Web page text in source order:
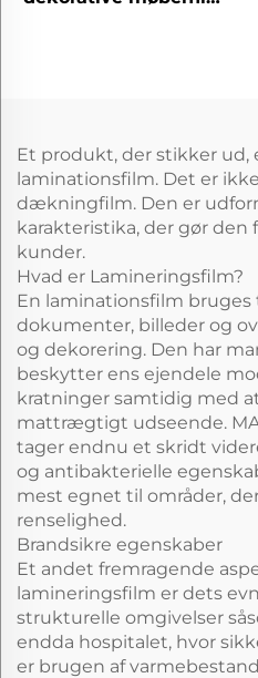
Et produkt, der stikker ud,
laminationsfilm. Det er
dækningfilm. Den er
karakteristika, der gør
kunder.
Hvad er Lamineringsfilm?
En laminationsfilm
dokumenter, billeder og
og dekorering. Den har
beskytter ens ejendele
kratninger samtidig med
mattrægtigt udseende.
tager endnu et skridt
og antibakterielle
mest egnet til områder,
renselighed.
Brandsikre egenskaber
Et andet fremragende
lamineringsfilm er dets
strukturelle omgivelser
endda hospitalet, hvor
er brugen af